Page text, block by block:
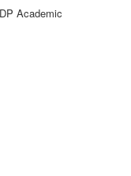
Academic